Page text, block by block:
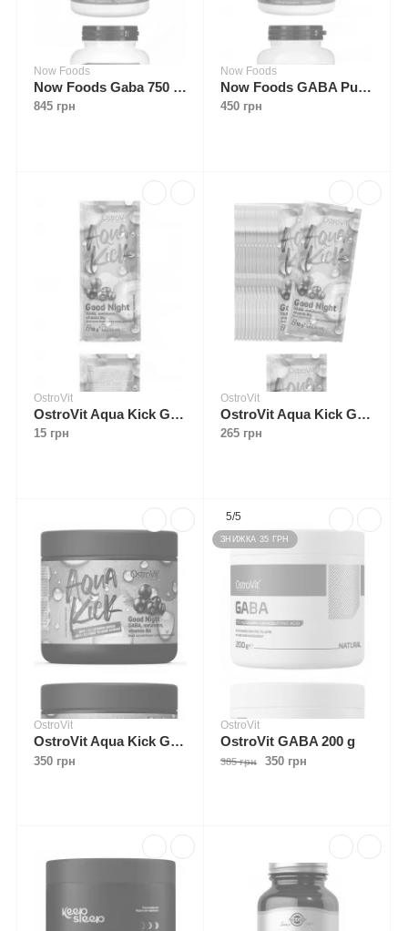
Now Foods
Now Foods Gaba 750 mg 200 caps
845 грн
Now Foods
Now Foods GABA Pure Powder 170 g
450 грн
OstroVit
OstroVit Aqua Kick Good Night 10 g
15 грн
OstroVit
OstroVit Aqua Kick Good Night 10 g x 24 пакетиків
265 грн
OstroVit
OstroVit Aqua Kick Good Night 300 g
350 грн
5/5
ЗНИЖКА 35 ГРН
OstroVit
OstroVit GABA 200 g
385 грн 350 грн